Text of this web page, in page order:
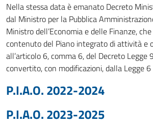
Nella stessa data è emanato Decreto
dal Ministro per la Pubblica
Ministro dell’Economia e delle Finanze,
contenuto del Piano integrato di attività e
all’articolo 6, comma 6, del Decreto Legge
convertito, con modificazioni, dalla Legge
P.I.A.O. 2022-2024
P.I.A.O. 2023-2025